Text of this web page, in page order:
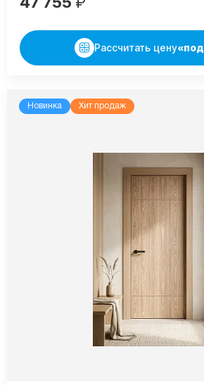
Рассчитать цену
Новинка Хит продаж